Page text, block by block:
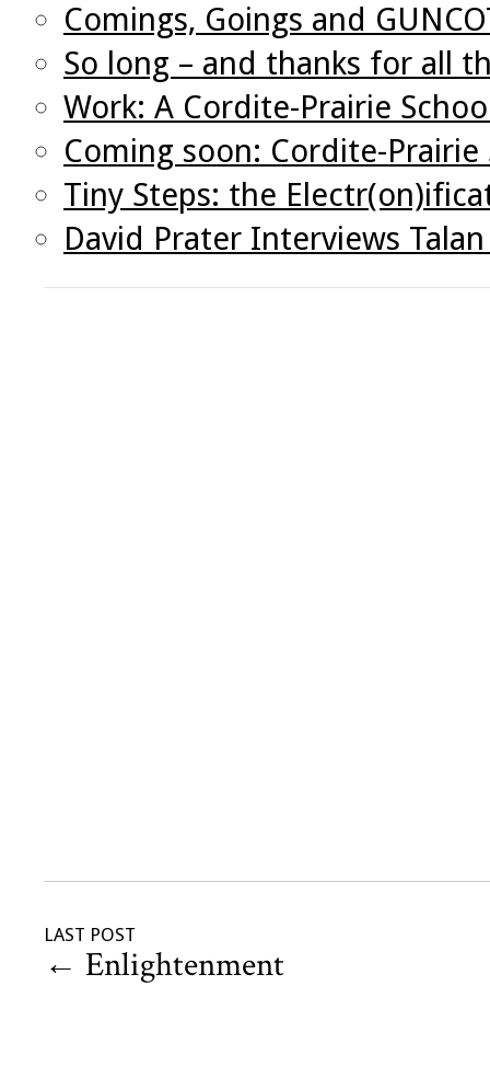
Comings, Goings and
So long – and thanks for all
Work: A Cordite-Prairie
Coming soon: Cordite-Prairie
Tiny Steps: the
David Prater Interviews
LAST POST
← Enlightenment